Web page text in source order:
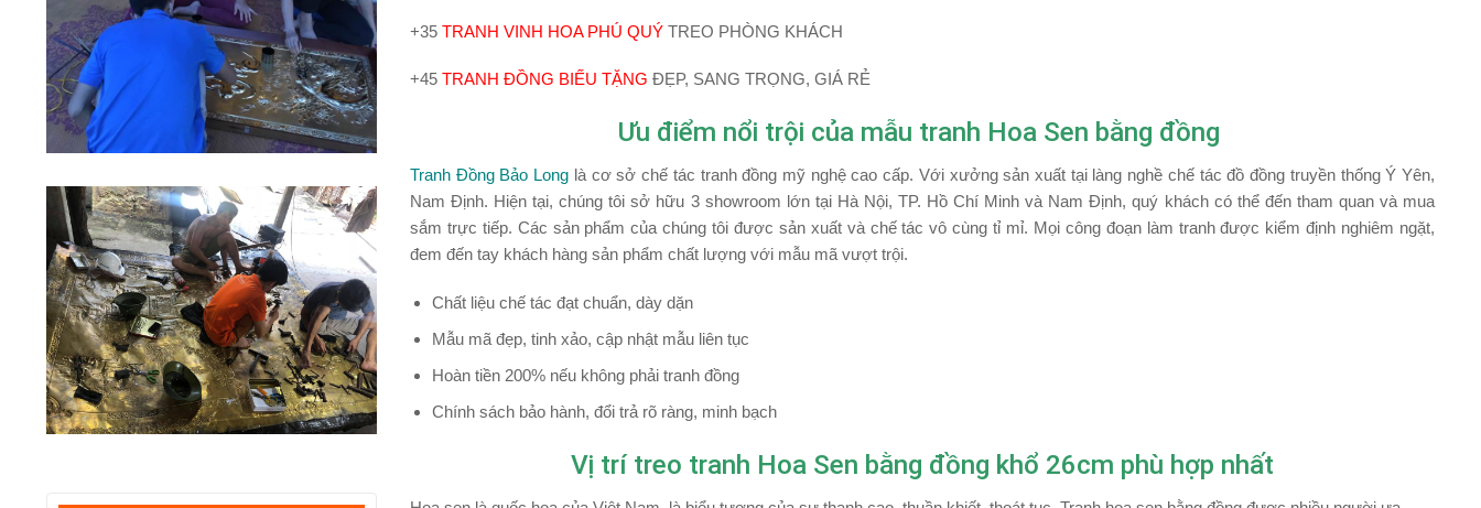
+35 TRANH VINH HOA PHÚ QUÝ TREO PHÒNG KHÁCH
+45 TRANH ĐỒNG BIẾU TẶNG ĐẸP, SANG TRỌNG, GIÁ RẺ
Ưu điểm nổi trội của mẫu tranh Hoa Sen bằng đồng
Tranh Đồng Bảo Long là cơ sở chế tác tranh đồng mỹ nghệ cao cấp. Với xưởng sản xuất tại làng nghề chế tác đồ đồng truyền thống Ý Yên,
Nam Định. Hiện tại, chúng tôi sở hữu 3 showroom lớn tại Hà Nội, TP. Hồ Chí Minh và Nam Định, quý khách có thể đến tham quan và mua
sắm trực tiếp. Các sản phẩm của chúng tôi được sản xuất và chế tác vô cùng tỉ mỉ. Mọi công đoạn làm tranh được kiểm định nghiêm ngặt,
đem đến tay khách hàng sản phẩm chất lượng với mẫu mã vượt trội.
Chất liệu chế tác đạt chuẩn, dày dặn
Mẫu mã đẹp, tinh xảo, cập nhật mẫu liên tục
Hoàn tiền 200% nếu không phải tranh đồng
Chính sách bảo hành, đổi trả rõ ràng, minh bạch
Vị trí treo tranh Hoa Sen bằng đồng khổ 26cm phù hợp nhất